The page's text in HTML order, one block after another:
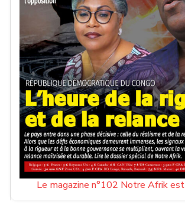
Le magazine n°102 Notre Afrik